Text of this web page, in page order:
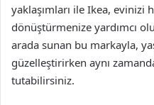
yaklaşımları ile Ikea, evinizi
dönüştürmenize yardımcı
arada sunan bu markayla,
güzelleştirirken aynı
tutabilirsiniz.